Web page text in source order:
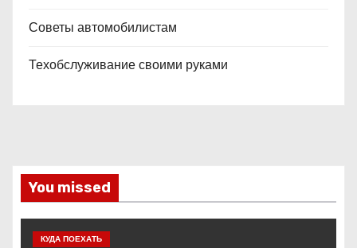
Советы автомобилистам
Техобслуживание своими руками
You missed
КУДА ПОЕХАТЬ